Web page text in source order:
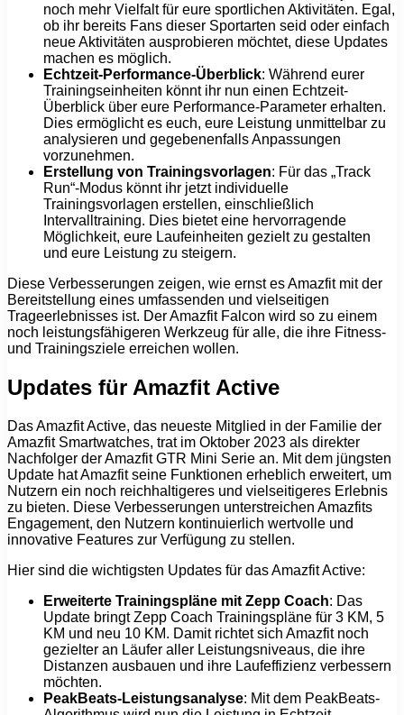
noch mehr Vielfalt für eure sportlichen Aktivitäten. Egal,
ob ihr bereits Fans dieser Sportarten seid oder einfach
neue Aktivitäten ausprobieren möchtet, diese Updates
machen es möglich.
Echtzeit-Performance-Überblick: Während eurer
Trainingseinheiten könnt ihr nun einen Echtzeit-
Überblick über eure Performance-Parameter erhalten.
Dies ermöglicht es euch, eure Leistung unmittelbar zu
analysieren und gegebenenfalls Anpassungen
vorzunehmen.
Erstellung von Trainingsvorlagen: Für das „Track
Run“-Modus könnt ihr jetzt individuelle
Trainingsvorlagen erstellen, einschließlich
Intervalltraining. Dies bietet eine hervorragende
Möglichkeit, eure Laufeinheiten gezielt zu gestalten
und eure Leistung zu steigern.
Diese Verbesserungen zeigen, wie ernst es Amazfit mit der
Bereitstellung eines umfassenden und vielseitigen
Trageerlebnisses ist. Der Amazfit Falcon wird so zu einem
noch leistungsfähigeren Werkzeug für alle, die ihre Fitness-
und Trainingsziele erreichen wollen.
Updates für Amazfit Active
Das Amazfit Active, das neueste Mitglied in der Familie der
Amazfit Smartwatches, trat im Oktober 2023 als direkter
Nachfolger der Amazfit GTR Mini Serie an. Mit dem jüngsten
Update hat Amazfit seine Funktionen erheblich erweitert, um
Nutzern ein noch reichhaltigeres und vielseitigeres Erlebnis
zu bieten. Diese Verbesserungen unterstreichen Amazfits
Engagement, den Nutzern kontinuierlich wertvolle und
innovative Features zur Verfügung zu stellen.
Hier sind die wichtigsten Updates für das Amazfit Active:
Erweiterte Trainingspläne mit Zepp Coach: Das
Update bringt Zepp Coach Trainingspläne für 3 KM, 5
KM und neu 10 KM. Damit richtet sich Amazfit noch
gezielter an Läufer aller Leistungsniveaus, die ihre
Distanzen ausbauen und ihre Laufeffizienz verbessern
möchten.
PeakBeats-Leistungsanalyse: Mit dem PeakBeats-